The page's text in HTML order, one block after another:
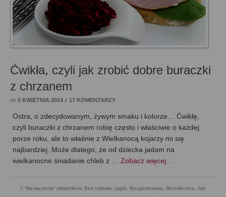
Ćwikła, czyli jak zrobić dobre buraczki
z chrzanem
on 5 KWIETNIA 2014 z 17 KOMENTARZY
Ostra, o zdecydowanym, żywym smaku i kolorze… Ćwikłę,
czyli buraczki z chrzanem robię często i właściwie o każdej
porze roku, ale to właśnie z Wielkanocą kojarzy mi się
najbardziej. Może dlatego, że od dziecka jadam na
wielkanocne śniadanie chleb z … Zobacz więcej…
'Nie-łączenie' składników, Bez nabiału i jajek, Bezglutenowa, Bezmleczna, Jak